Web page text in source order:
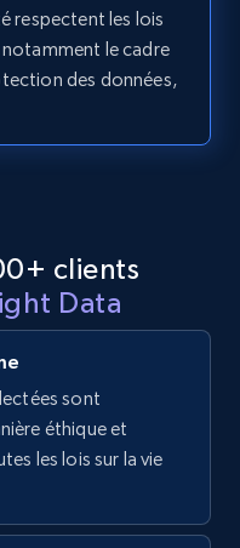
by Profile
Essai gratuit
posts
Post
respectent les lois
le cadre
des données,
clients
Data
sont
éthique et
les lois sur la vie